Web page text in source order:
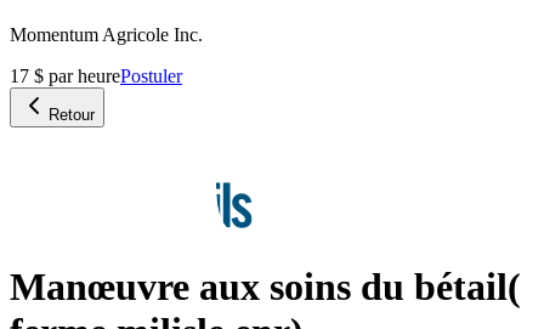
Momentum Agricole Inc.
17 $ par heurePostuler
Retour
Manœuvre aux soins du bétail(